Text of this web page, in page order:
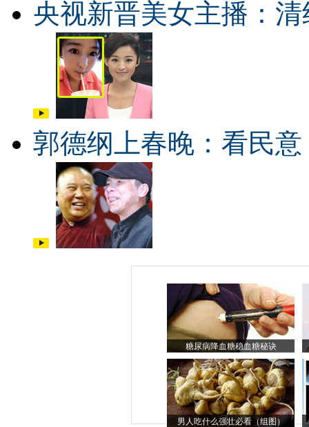
央视新晋美女主播：清
郭德纲上春晚：看民意
糖尿病降血糖稳血糖秘诀
男人吃什么强壮必看（组图）